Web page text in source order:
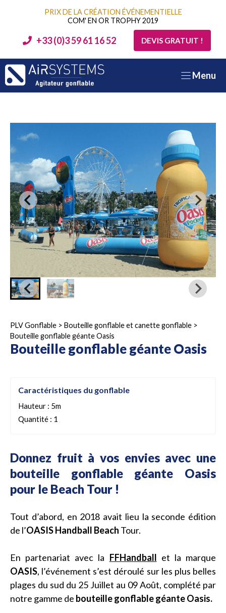
contenu
PRIX DE LA CRÉATION ÉVÉNEMENTIELLE
COM' EN OR TROPHY 2019
+33 (0)3 59 61 16 52 DEVIS GRATUIT !
Menu
PLV Gonflable > Bouteille gonflable et canette gonflable >
Bouteille gonflable géante Oasis
Bouteille gonflable géante Oasis
Caractéristiques du gonflable
Hauteur : 5m
Quantité : 1
Donnez fruit à vos envies avec une
bouteille gonflable géante Oasis
pour le Beach Tour !
Tout d’abord, en 2018 avait lieu la seconde édition
de l’OASIS Handball Beach Tour.
En partenariat avec la FFHandball et la marque
OASIS, l’événement s’est déroulé sur les plus belles
plages du sud du 25 Juillet au 09 Août, complété par
notre gamme de bouteille gonflable géante Oasis.